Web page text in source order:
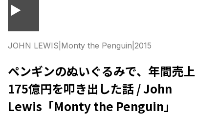
▶
JOHN LEWIS Monty the Penguin 2015
ペンギンのぬいぐるみで、年間売上
175億円を叩き出した話 / John
Lewis「Monty the Penguin」